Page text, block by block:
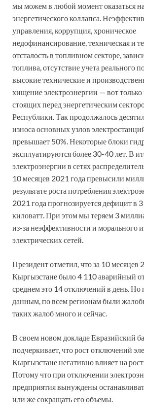
мы можем в любой момент оказаться
энергетического коллапса.
управления, коррупция, хроническое
недофинансирование, техническая и
отсталость в топливном секторе,
топлива, отсутствие учета реального
высокие технические и
хищение электроэнергии — вот только
стоящих перед энергетическим
Республики. Так продолжалось
износа основных узлов
превышает 50%. Некоторые блоки
эксплуатируются более 30-40 лет. В
электроэнергии в сетях
10 месяцев 2021 года превысили
результате роста потребления
2021 года прогнозируется дефицит в
киловатт. При этом мы теряем 3
из-за неэффективности и морального
электрических сетей.
Президент отметил, что за 10 месяцев
Кыргызстане было 4 110 аварийный
среднем это 14 отключений в день.
данным, по всем регионам были
таких жалоб много и сейчас.
В своем новом докладе Евразийский
подчеркивает, что рост отключений
Кыргызстане негативно влияет на
Потому что при отключении
предприятия вынуждены
или же сокращать его объемы.